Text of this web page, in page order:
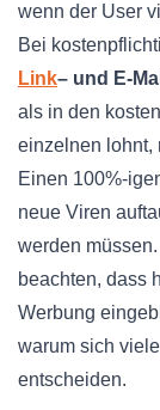
wenn der User
Bei
Link– und E-
als in den
einzelnen lohnt,
Einen 100%-
neue Viren
werden
beachten, dass
Werbung
warum sich
entscheiden.